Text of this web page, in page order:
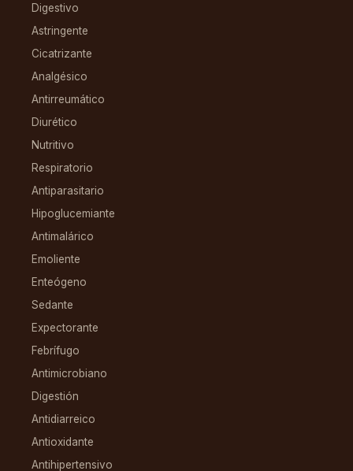
Digestivo
Astringente
Cicatrizante
Analgésico
Antirreumático
Diurético
Nutritivo
Respiratorio
Antiparasitario
Hipoglucemiante
Antimalárico
Emoliente
Enteógeno
Sedante
Expectorante
Febrífugo
Antimicrobiano
Digestión
Antidiarreico
Antioxidante
Antihipertensivo